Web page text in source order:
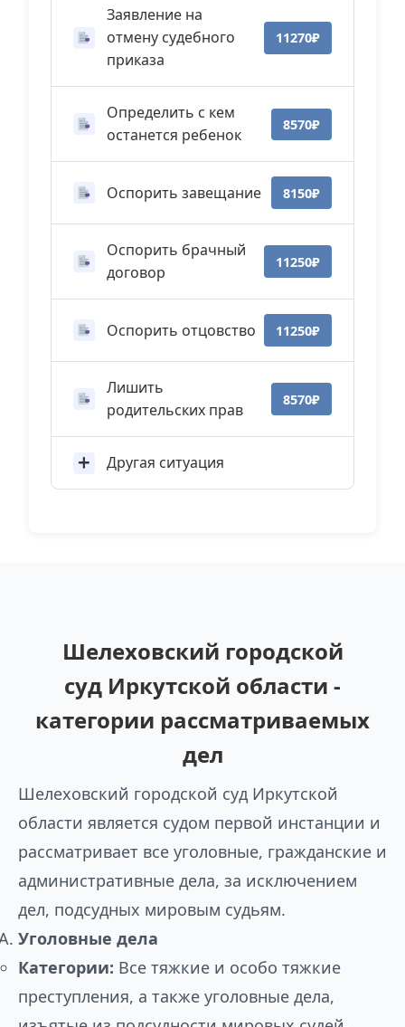
Заявление на
отмену судебного
приказа
11270₽
Определить с кем
останется ребенок
8570₽
Оспорить завещание 8150₽
Оспорить брачный
договор
11250₽
Оспорить отцовство 11250₽
Лишить
родительских прав
8570₽
Другая ситуация
Шелеховский городской
суд Иркутской области -
категории рассматриваемых
дел
Шелеховский городской суд Иркутской
области является судом первой инстанции и
рассматривает все уголовные, гражданские и
административные дела, за исключением
дел, подсудных мировым судьям.
Уголовные дела
Категории: Все тяжкие и особо тяжкие
преступления, а также уголовные дела,